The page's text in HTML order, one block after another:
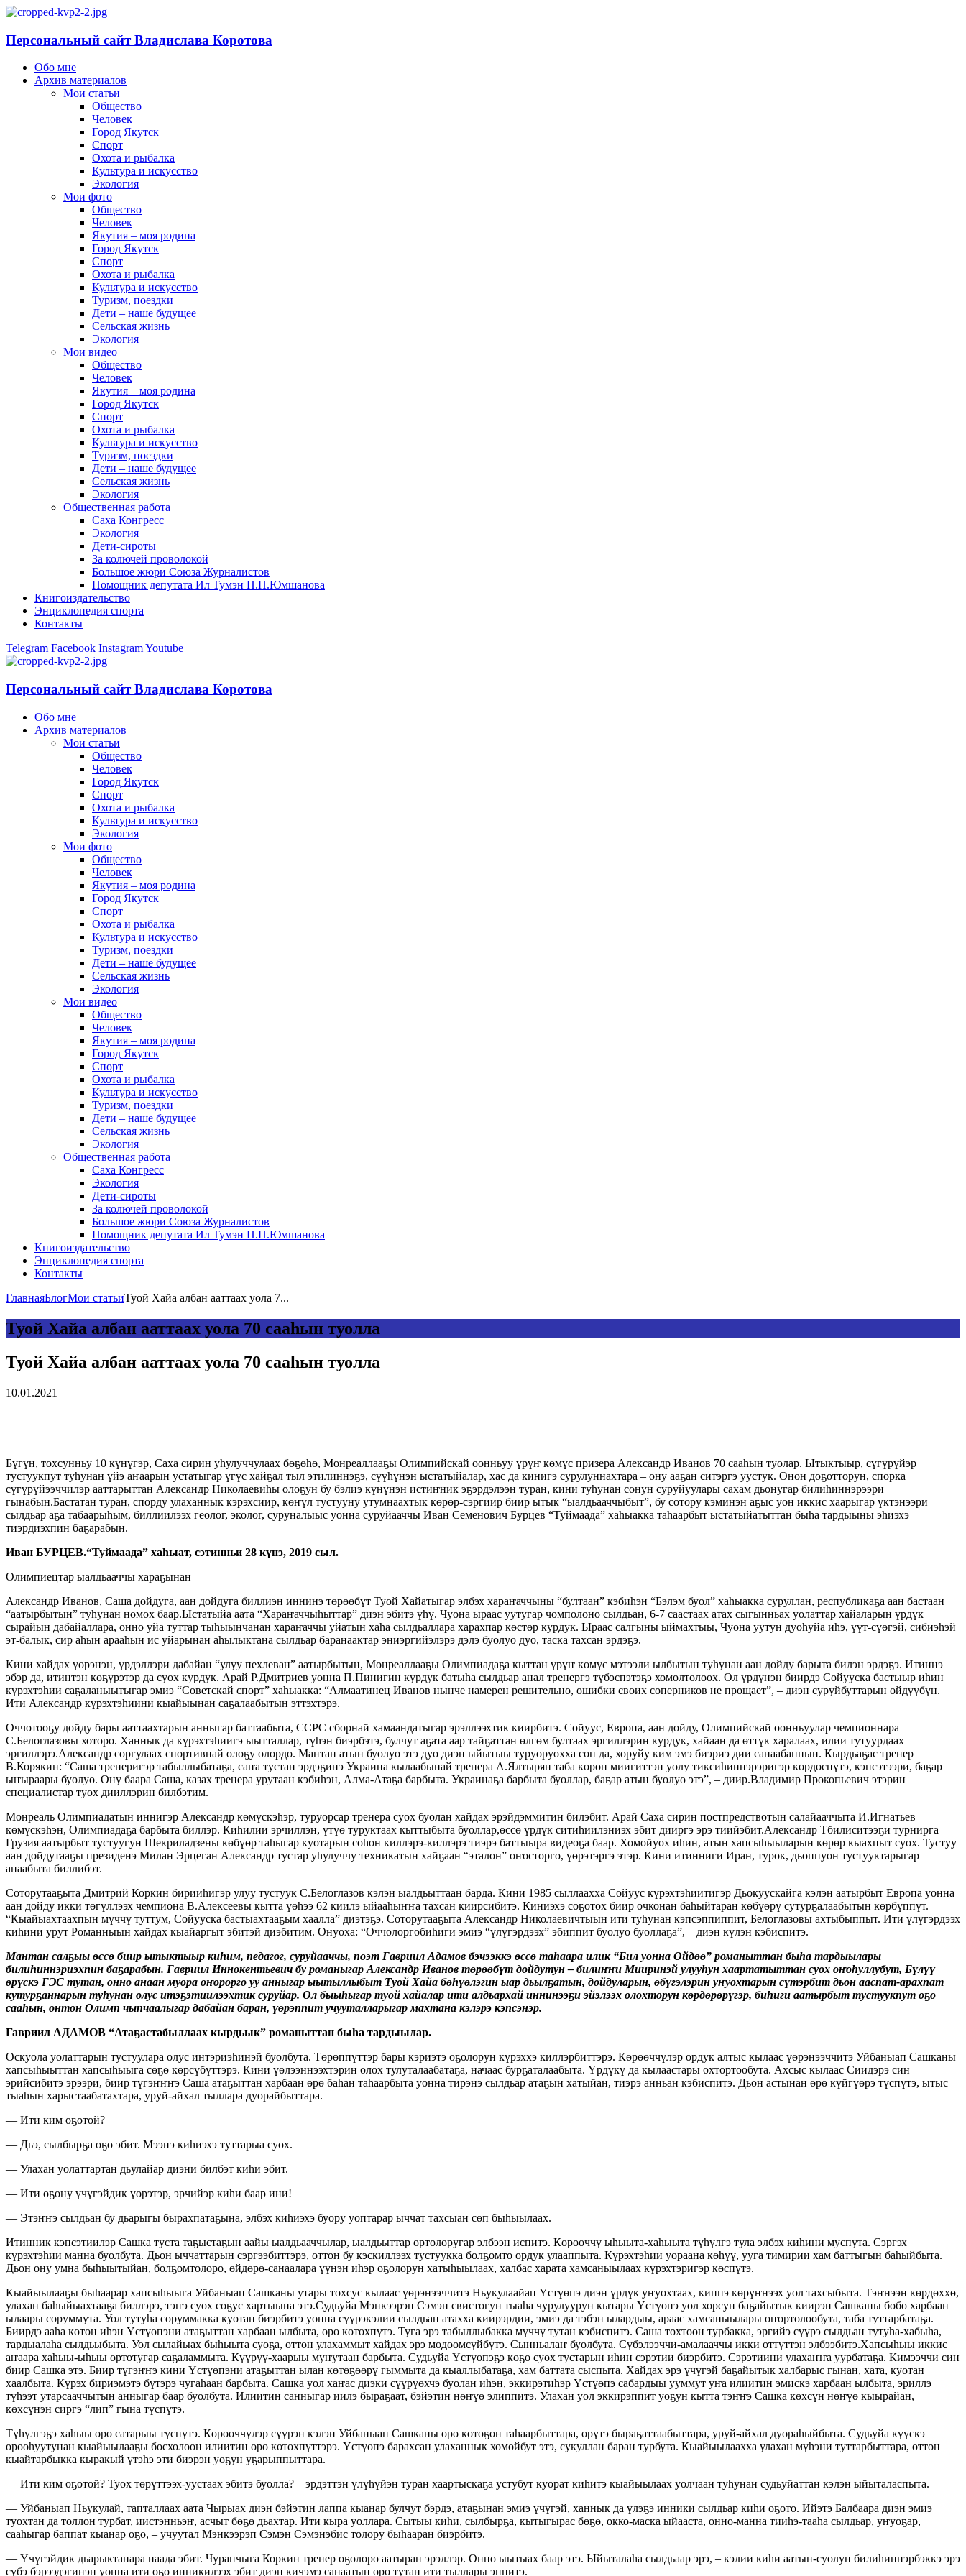
Персональный сайт Владислава Коротова
Обо мне
Архив материалов
Мои статьи
Общество
Человек
Город Якутск
Спорт
Охота и рыбалка
Культура и искусство
Экология
Мои фото
Общество
Человек
Якутия – моя родина
Город Якутск
Спорт
Охота и рыбалка
Культура и искусство
Туризм, поездки
Дети – наше будущее
Сельская жизнь
Экология
Мои видео
Общество
Человек
Якутия – моя родина
Город Якутск
Спорт
Охота и рыбалка
Культура и искусство
Туризм, поездки
Дети – наше будущее
Сельская жизнь
Экология
Общественная работа
Саха Конгресс
Экология
Дети-сироты
За колючей проволокой
Большое жюри Союза Журналистов
Помощник депутата Ил Тумэн П.П.Юмшанова
Книгоиздательство
Энциклопедия спорта
Контакты
Telegram Facebook InstagramYoutube
Персональный сайт Владислава Коротова
Обо мне
Архив материалов
Мои статьи
Общество
Человек
Город Якутск
Спорт
Охота и рыбалка
Культура и искусство
Экология
Мои фото
Общество
Человек
Якутия – моя родина
Город Якутск
Спорт
Охота и рыбалка
Культура и искусство
Туризм, поездки
Дети – наше будущее
Сельская жизнь
Экология
Мои видео
Общество
Человек
Якутия – моя родина
Город Якутск
Спорт
Охота и рыбалка
Культура и искусство
Туризм, поездки
Дети – наше будущее
Сельская жизнь
Экология
Общественная работа
Саха Конгресс
Экология
Дети-сироты
За колючей проволокой
Большое жюри Союза Журналистов
Помощник депутата Ил Тумэн П.П.Юмшанова
Книгоиздательство
Энциклопедия спорта
Контакты
ГлавнаяБлогМои статьиТуой Хайа албан ааттаах уола 7...
Туой Хайа албан ааттаах уола 70 сааһын туолла
Туой Хайа албан ааттаах уола 70 сааһын туолла
10.01.2021
Бүгүн, тохсунньу 10 күнүгэр, Саха сирин уһулуччулаах бөҕөһө, Монреаллааҕы Олимпийскай оонньуу үрүҥ көмүс призера Александр Иванов 70 сааһын туолар. Ытыктыыр, сүгүрүйэр
тустуукпут туһунан үйэ аҥаарын устатыгар үгүс хайҕал тыл этилиннэҕэ, сүүһүнэн ыстатыйалар, хас да кинигэ сурулуннахтара – ону ааҕан ситэргэ уустук. Онон доҕотторун, спорка
сүгүрүйээччилэр ааттарыттан Александр Николаевиһы олоҕун бу бэлиэ күнүнэн истиҥник эҕэрдэлээн туран, кини туһунан сонун суруйуулары сахам дьонугар билиһиннэрээри
гынабын.Бастатан туран, спорду улаханнык кэрэхсиир, көҥүл тустууну утумнаахтык көрөр-сэргиир биир ытык “ыалдьааччыбыт”, бу сотору кэминэн аҕыс уон иккис хаарыгар үктэнээри
сылдьар аҕа табаарыһым, биллиилээх геолог, эколог, суруналыыс уонна суруйааччы Иван Семенович Бурцев “Туймаада” хаһыакка таһаарбыт ыстатыйатыттан быһа тардыыны эһиэхэ
тиэрдиэхпин баҕарабын.
Иван БУРЦЕВ.“Туймаада” хаһыат, сэтинньи 28 күнэ, 2019 сыл.
Олимпиецтар ыалдьааччы хараҕынан
Александр Иванов, Саша дойдуга, аан дойдуга биллиэн иннинэ төрөөбүт Туой Хайатыгар элбэх хараҥаччыны “бултаан” кэбиһэн “Бэлэм буол” хаһыакка суруллан, республикаҕа аан бастаан
“аатырбытын” туһунан номох баар.Ыстатыйа аата “Хараҥаччыһыттар” диэн эбитэ үһү. Чуона ыраас уутугар чомполоно сылдьан, 6-7 саастаах атах сыгынньах уолаттар хайаларын үрдүк
сырайын дабайаллара, онно уйа туттар тыһыынчанан хараҥаччы уйатын хаһа сылдьаллара харахпар көстөр курдук. Ыраас салгыны ыймахтыы, Чуона уутун дуоһуйа иһэ, үүт-сүөгэй, сибиэһэй
эт-балык, сир аһын арааһын ис уйарынан аһылыктана сылдьар баранаактар эниэргийэлэрэ дэлэ буолуо дуо, таска тахсан эрдэҕэ.
Кини хайдах үөрэнэн, үрдэллэри дабайан “улуу пехлеван” аатырбытын, Монреаллааҕы Олимпиадаҕа кыттан үрүҥ көмүс мэтээли ылбытын туһунан аан дойду барыта билэн эрдэҕэ. Итиннэ
эбэр да, итинтэн көҕүрэтэр да суох курдук. Арай Р.Дмитриев уонна П.Пинигин курдук батыһа сылдьар анал тренергэ түбэспэтэҕэ хомолтолоох. Ол үрдүнэн биирдэ Сойууска бастыыр иһин
күрэхтэһии саҕаланыытыгар эмиэ “Советскай спорт” хаһыакка: “Алмаатинец Иванов нынче намерен решительно, ошибки своих соперников не прощает”, – диэн суруйбуттарын өйдүүбүн.
Ити Александр күрэхтэһиини кыайыынан саҕалаабытын эттэхтэрэ.
Оччотооҕу дойду бары ааттаахтарын анныгар баттаабыта, ССРС сборнай хамаандатыгар эрэллээхтик киирбитэ. Сойуус, Европа, аан дойду, Олимпийскай оонньуулар чемпионнара
С.Белоглазовы хоторо. Ханнык да күрэхтэһиигэ ыытталлар, түһэн биэрбэтэ, булчут аҕата аар тайҕаттан өлгөм бултаах эргиллэрин курдук, хайаан да өттүк харалаах, илии тутуурдаах
эргиллэрэ.Александр соргулаах спортивнай олоҕу олордо. Мантан атын буолуо этэ дуо диэн ыйытыы туруоруохха сөп да, хоруйу ким эмэ биэриэ дии санаабаппын. Кырдьаҕас тренер
В.Корякин: “Саша тренеригэр табыллыбатаҕа, саҥа тустан эрдэҕинэ Украина кылаабынай тренера А.Ялтырян таба көрөн миигиттэн уолу тиксиһиннэрэригэр көрдөспүтэ, кэпсэтээри, баҕар
ыҥыраары буолуо. Ону баара Саша, казах тренера урутаан кэбиһэн, Алма-Атаҕа барбыта. Украинаҕа барбыта буоллар, баҕар атын буолуо этэ”, – диир.Владимир Прокопьевич этэрин
специалистар туох дииллэрин билбэтим.
Монреаль Олимпиадатын иннигэр Александр көмүскэһэр, туруорсар тренера суох буолан хайдах эрэйдэммитин билэбит. Арай Саха сирин постпредствотын салайааччыта И.Игнатьев
көмүскэһэн, Олимпиадаҕа барбыта биллэр. Киһилии эрчиллэн, үтүө туруктаах кыттыбыта буоллар,өссө үрдүк ситиһиилэниэх эбит дииргэ эрэ тиийэбит.Александр Тбилиситээҕи турнирга
Грузия аатырбыт тустуугун Шекриладзены көбүөр таһыгар куотарын соһон киллэрэ-киллэрэ тиэрэ баттыыра видеоҕа баар. Хомойуох иһин, атын хапсыһыыларын көрөр кыахпыт суох. Тустуу
аан дойдутааҕы президенэ Милан Эрцеган Александр тустар уһулуччу техникатын хайҕаан “эталон” оҥосторго, үөрэтэргэ этэр. Кини итинниги Иран, турок, дьоппуон тустууктарыгар
анаабыта биллибэт.
Соторутааҕыта Дмитрий Коркин бирииһигэр улуу тустуук С.Белоглазов кэлэн ыалдьыттаан барда. Кини 1985 сыллаахха Сойуус күрэхтэһиитигэр Дьокуускайга кэлэн аатырбыт Европа уонна
аан дойду икки төгүллээх чемпиона B.Алексеевы кытта үөһээ 62 киилэ ыйааһыҥҥа тахсан киирсибитэ. Киниэхэ соҕотох биир очконан баһыйтаран көбүөрү сутурҕалаабытын көрбүппүт.
“Кыайыахтаахпын мүччү туттум, Сойууска бастыахтааҕым хаалла” диэтэҕэ. Соторутааҕыта Александр Николаевичтыын ити туһунан кэпсэппиппит, Белоглазовы ахтыбыппыт. Ити үлүгэрдээх
киһини урут Романныын хайдах кыайаргыт эбитэй диэбитим. Онуоха: “Оччолоргобиһиги эмиэ “үлүгэрдээх” эбиппит буолуо буоллаҕа”, – диэн күлэн кэбиспитэ.
Мантан салҕыы өссө биир ытыктыыр киһим, педагог, суруйааччы, поэт Гавриил Адамов бэчээккэ өссө таһаара илик “Бил уонна Өйдөө” романыттан быһа тардыылары
билиһиннэриэхпин баҕарабын. Гавриил Иннокентьевич бу романыгар Александр Иванов төрөөбүт дойдутун – билиҥҥи Мииринэй улууһун хаартатыттан суох оҥоһуллубут, Бүлүү
өрүскэ ГЭС тутан, онно анаан муора оҥорорго уу анныгар ыытыллыбыт Туой Хайа бөһүөлэгин ыар дьылҕатын, дойдуларын, өбүгэлэрин уҥуохтарын сүтэрбит дьон ааспат-арахпат
кутурҕаннарын туһунан олус итэҕэтиилээхтик суруйар. Ол быыһыгар туой хайалар ити алдьархай иннинээҕи эйэлээх олохторун көрдөрөрүгэр, биһиги аатырбыт тустуукпут оҕо
сааһын, онтон Олимп чыпчаалыгар дабайан баран, үөрэппит учууталларыгар махтана кэлэрэ кэпсэнэр.
Гавриил АДАМОВ “Атаҕастабыллаах кырдьык” романыттан быһа тардыылар.
Оскуола уолаттарын тустуулара олус интэриэһинэй буолбута. Төрөппүттэр бары кэриэтэ оҕолорун күрэххэ киллэрбиттэрэ. Көрөөччүлэр ордук алтыс кылаас үөрэнээччитэ Уйбаныап Сашканы
хапсыһыыттан хапсыһыыга сөҕө көрсүбүттэрэ. Кини үөлээннээхтэрин олох тулуталаабатаҕа, начаас бурҕаталаабыта. Үрдүкү да кылаастары охтортообута. Ахсыс кылаас Сиидэрэ син
эрийсибитэ эрээри, биир түгэҥҥҥэ Саша атаҕыттан харбаан өрө баһан таһаарбыта уонна тирэнэ сылдьар атаҕын хатыйан, тиэрэ анньан кэбиспитэ. Дьон астынан өрө күйгүөрэ түспүтэ, ытыс
тыаһын харыстаабатахтара, уруй-айхал тыллара дуорайбыттара.
— Ити ким оҕотой?
— Дьэ, сылбырҕа оҕо эбит. Мээнэ киһиэхэ туттарыа суох.
— Улахан уолаттартан дьулайар диэни билбэт киһи эбит.
— Ити оҕону үчүгэйдик үөрэтэр, эрчийэр киһи баар ини!
— Этэҥҥэ сылдьан бу дьарыгы бырахпатаҕына, элбэх киһиэхэ буору уоптарар ыччат тахсыан сөп быһыылаах.
Итинник кэпсэтиилэр Сашка туста таҕыстаҕын аайы ыалдьааччылар, ыалдьыттар ортолоругар элбээн испитэ. Көрөөччү ыһыыта-хаһыыта түһүлгэ тула элбэх киһини муспута. Сэргэх
күрэхтэһии манна буолбута. Дьон ыччаттарын сэргээбиттэрэ, оттон бу кэскиллээх тустуукка болҕомто ордук улааппыта. Күрэхтэһии уораана көһүү, ууга тимирии хам баттыгын баһыйбыта.
Дьон ону умна быһыытыйан, болҕомтолоро, өйдөрө-санаалара үүнэн иһэр оҕолорун хатыһыылаах, халбас харата хамсаныылаах күрэхтэригэр көспүтэ.
Кыайыылааҕы быһаарар хапсыһыыга Уйбаныап Сашканы утары тохсус кылаас үөрэнээччитэ Ньукулаайап Үстүөпэ диэн үрдүк уҥуохтаах, киппэ көрүҥнээх уол тахсыбыта. Тэҥнээн көрдөххө,
улахан баһыйыахтааҕа биллэрэ, тэҥэ суох соҕус хартыына этэ.Судьуйа Мэнкээрэп Сэмэн свистогун тыаһа чурулуурун кытары Үстүөпэ уол хорсун баҕайытык киирэн Сашканы бобо харбаан
ылаары соруммута. Уол тутуһа соруммакка куотан биэрбитэ уонна сүүрэкэлии сылдьан атахха киирэрдии, эмиэ да тэбэн ылардыы, араас хамсаныылары оҥортолообута, таба туттарбатаҕа.
Биирдэ ааһа көтөн иһэн Үстүөпэни атаҕыттан харбаан ылбыта, өрө көтөхпүтэ. Туга эрэ табыллыбакка мүччү тутан кэбиспитэ. Саша тохтоон турбакка, эргийэ сүүрэ сылдьан тутуһа-хабыһа,
тардыалаһа сылдьыбыта. Уол сылайыах быһыыта суоҕа, оттон улахаммыт хайдах эрэ мөдөөмсүйбүтэ. Сынньалаҥ буолбута. Сүбэлээччи-амалааччы икки өттүттэн элбээбитэ.Хапсыһыы иккис
аҥаара хаһыы-ыһыы ортотугар саҕаламмыта. Күүрүү-хаарыы муҥутаан барбыта. Судьуйа Үстүөпэҕэ көҕө суох тустарын иһин сэрэтии биэрбитэ. Сэрэтиини улахаҥҥа уурбатаҕа. Кимээччи син
биир Сашка этэ. Биир түгэҥҥэ кини Үстүөпэни атаҕыттан ылан көтөҕөөрү гыммыта да кыаллыбатаҕа, хам баттата сыспыта. Хайдах эрэ үчүгэй баҕайытык халбарыс гынан, хата, куотан
хаалбыта. Күрэх бириэмэтэ бүтэрэ чугаһаан барбыта. Сашка уол хаҥас диэки сүүрүөхчэ буолан иһэн, эккирэтиһэр Үстүөпэ сабардыы ууммут уҥа илиитин эмискэ харбаан ылбыта, эриллэ
түһээт утарсааччытын анныгар баар буолбута. Илиитин санныгар иилэ быраҕаат, бэйэтин нөҥүө элиппитэ. Улахан уол эккирэппит уоҕун кытта тэҥҥэ Сашка көхсүн нөҥүө кыырайан,
көхсүнэн сиргэ “лип” гына түспүтэ.
Түһүлгэҕэ хаһыы өрө сатарыы түспүтэ. Көрөөччүлэр сүүрэн кэлэн Уйбаныап Сашканы өрө көтөҕөн таһаарбыттара, өрүтэ быраҕаттаабыттара, уруй-айхал дуораһыйбыта. Судьуйа күүскэ
орооһуутунан кыайыылааҕы босхолоон илиитин өрө көтөхпүттэрэ. Үстүөпэ барахсан улаханнык хомойбут этэ, сукуллан баран турбута. Кыайыылаахха улахан мүһэни туттарбыттара, оттон
кыайтарбыкка кыракый үтэһэ эти биэрэн уоҕун уҕарыппыттара.
— Ити ким оҕотой? Туох төрүттээх-уустаах эбитэ буолла? – эрдэттэн үлүһүйэн туран хаартыскаҕа устубут куорат киһитэ кыайыылаах уолчаан туһунан судьуйаттан кэлэн ыйыталаспыта.
— Уйбаныап Ньукулай, тапталлаах аата Чырыах диэн бэйэтин лаппа кыанар булчут бэрдэ, атаҕынан эмиэ үчүгэй, ханнык да үлэҕэ инники сылдьар киһи оҕото. Ийэтэ Балбаара диэн эмиэ
туохтан да толлон турбат, иистэнньэҥ, асчыт бөҕө дьахтар. Ити кыра уоллара. Сытыы киһи, сылбырҕа, кытыгырас бөҕө, окко-маска ыйааста, онно-манна тииһэ-тааһа сылдьар, уҥуоҕар,
сааһыгар баппат кыанар оҕо, – учуутал Мэнкээрэп Сэмэн Сэмэнэбис толору быһааран биэрбитэ.
— Үчүгэйдик дьарыктанара наада эбит. Чурапчыга Коркин тренер оҕолоро аатыран эрэллэр. Онно ыытыах баар этэ. Ыйыталаһа сылдьаар эрэ, – кэлии киһи аатын-суолун билиһиннэрбэккэ эрэ
сүбэ бэрээдэгинэн уонна ити оҕо инникилээх эбит диэн кичэмэ санаатын өрө тутан ити тыллары эппитэ.